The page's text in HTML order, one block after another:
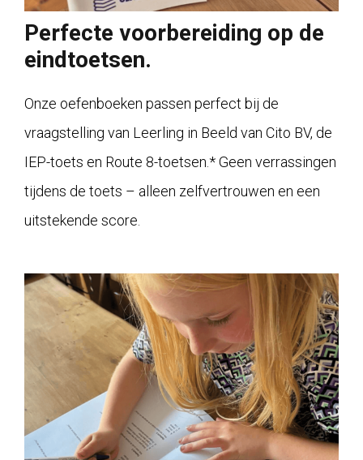
Perfecte voorbereiding op de
eindtoetsen.
Onze oefenboeken passen perfect bij de
vraagstelling van Leerling in Beeld van Cito BV, de
IEP-toets en Route 8-toetsen.* Geen verrassingen
tijdens de toets – alleen zelfvertrouwen en een
uitstekende score.